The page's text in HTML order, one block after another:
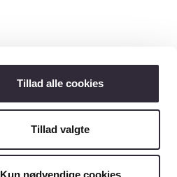
Tillad alle cookies
Tillad valgte
Kun nødvendige cookies